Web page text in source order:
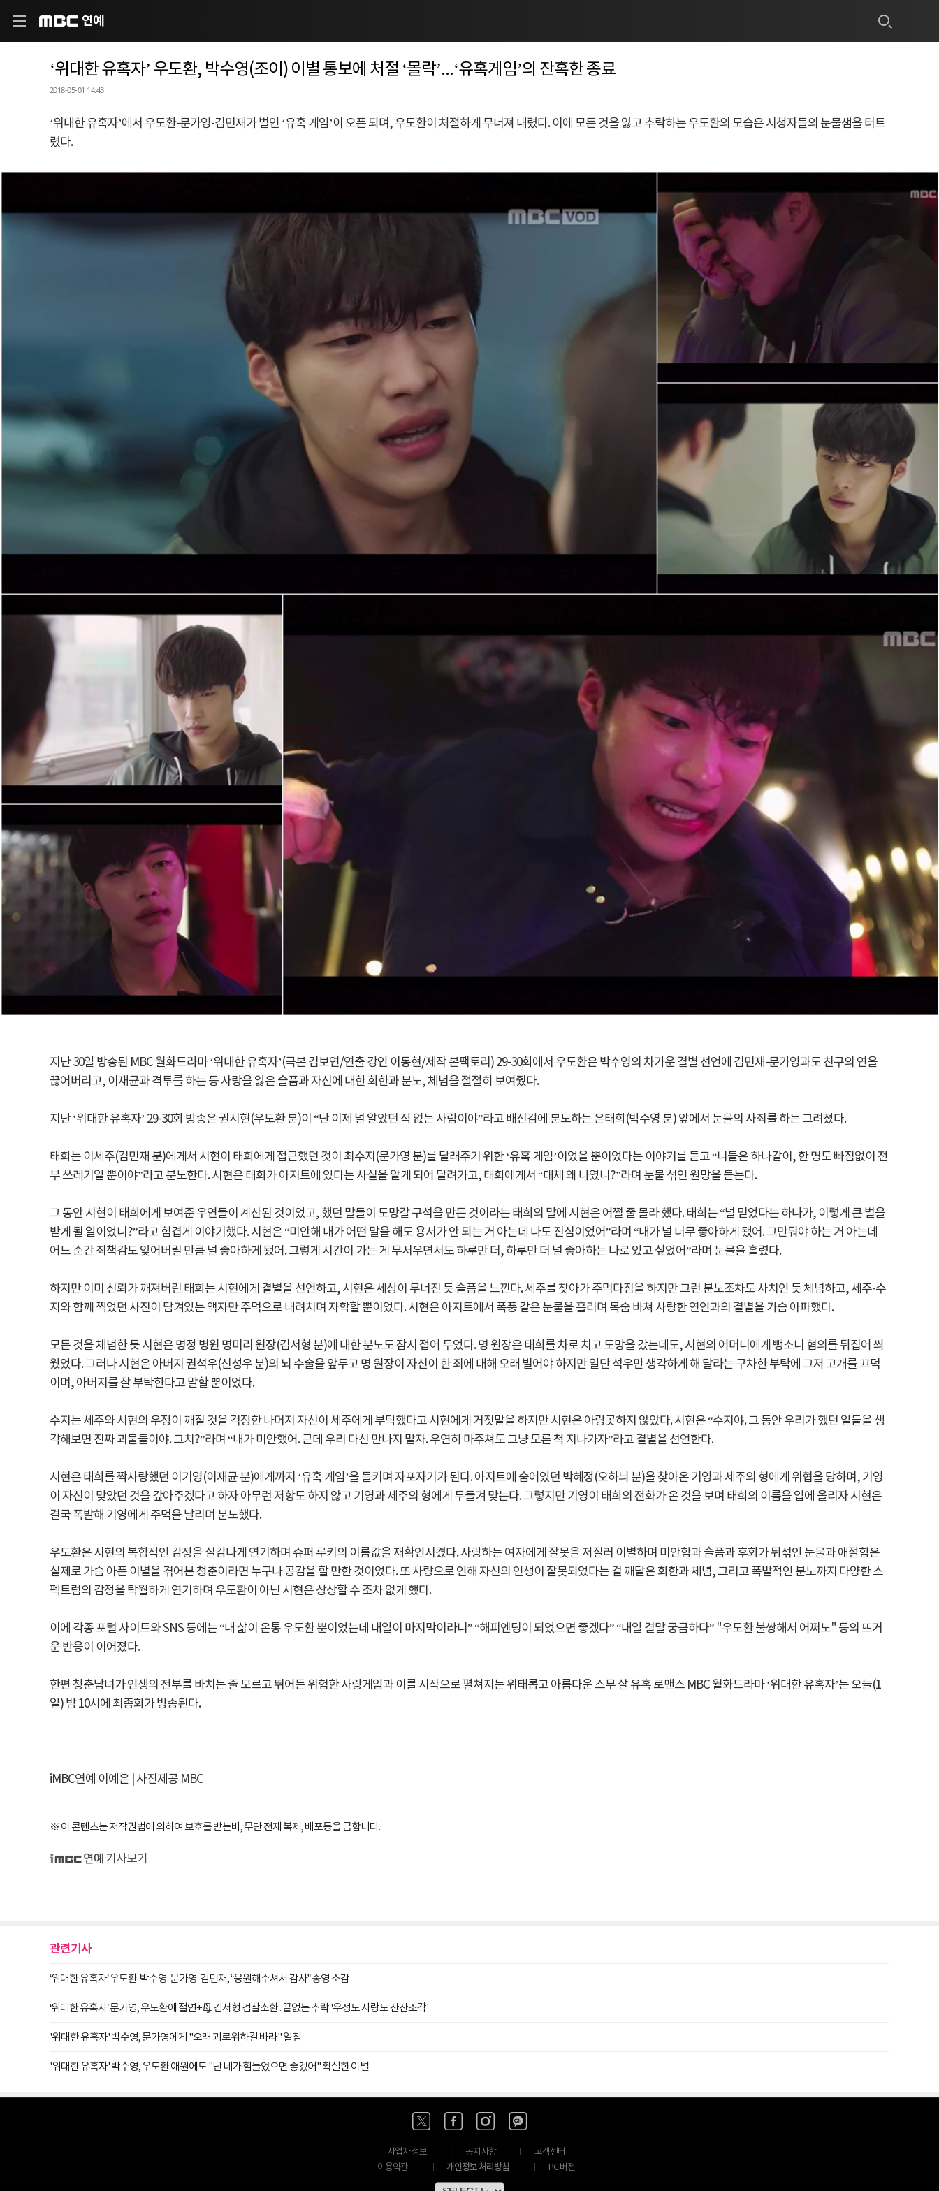
연예
‘위대한 유혹자’ 우도환, 박수영(조이) 이별 통보에 처절 ‘몰락’...‘유혹게임’의 잔혹한 종료
2018-05-01 14:43
‘위대한 유혹자’에서 우도환-문가영-김민재가 벌인 ‘유혹 게임’이 오픈 되며, 우도환이 처절하게 무너져 내렸다. 이에 모든 것을 잃고 추락하는 우도환의 모습은 시청자들의 눈물샘을 터트
렸다.
지난 30일 방송된 MBC 월화드라마 ‘위대한 유혹자’(극본 김보연/연출 강인 이동현/제작 본팩토리) 29-30회에서 우도환은 박수영의 차가운 결별 선언에 김민재-문가영과도 친구의 연을
끊어버리고, 이재균과 격투를 하는 등 사랑을 잃은 슬픔과 자신에 대한 회한과 분노, 체념을 절절히 보여줬다.
지난 ‘위대한 유혹자’ 29-30회 방송은 권시현(우도환 분)이 “난 이제 널 알았던 적 없는 사람이야”라고 배신감에 분노하는 은태희(박수영 분) 앞에서 눈물의 사죄를 하는 그려졌다.
태희는 이세주(김민재 분)에게서 시현이 태희에게 접근했던 것이 최수지(문가영 분)를 달래주기 위한 ‘유혹 게임’이었을 뿐이었다는 이야기를 듣고 “니들은 하나같이, 한 명도 빠짐없이 전
부 쓰레기일 뿐이야”라고 분노한다. 시현은 태희가 아지트에 있다는 사실을 알게 되어 달려가고, 태희에게서 “대체 왜 나였니?”라며 눈물 섞인 원망을 듣는다.
그 동안 시현이 태희에게 보여준 우연들이 계산된 것이었고, 했던 말들이 도망갈 구석을 만든 것이라는 태희의 말에 시현은 어쩔 줄 몰라 했다. 태희는 “널 믿었다는 하나가, 이렇게 큰 벌을
받게 될 일이었니?”라고 힘겹게 이야기했다. 시현은 “미안해 내가 어떤 말을 해도 용서가 안 되는 거 아는데 나도 진심이었어”라며 “내가 널 너무 좋아하게 됐어. 그만둬야 하는 거 아는데
어느 순간 죄책감도 잊어버릴 만큼 널 좋아하게 됐어. 그렇게 시간이 가는 게 무서우면서도 하루만 더, 하루만 더 널 좋아하는 나로 있고 싶었어”라며 눈물을 흘렸다.
하지만 이미 신뢰가 깨져버린 태희는 시현에게 결별을 선언하고, 시현은 세상이 무너진 듯 슬픔을 느낀다. 세주를 찾아가 주먹다짐을 하지만 그런 분노조차도 사치인 듯 체념하고, 세주-수
지와 함께 찍었던 사진이 담겨있는 액자만 주먹으로 내려치며 자학할 뿐이었다. 시현은 아지트에서 폭풍 같은 눈물을 흘리며 목숨 바쳐 사랑한 연인과의 결별을 가슴 아파했다.
모든 것을 체념한 듯 시현은 명정 병원 명미리 원장(김서형 분)에 대한 분노도 잠시 접어 두었다. 명 원장은 태희를 차로 치고 도망을 갔는데도, 시현의 어머니에게 뺑소니 혐의를 뒤집어 씌
웠었다. 그러나 시현은 아버지 권석우(신성우 분)의 뇌 수술을 앞두고 명 원장이 자신이 한 죄에 대해 오래 빌어야 하지만 일단 석우만 생각하게 해 달라는 구차한 부탁에 그저 고개를 끄덕
이며, 아버지를 잘 부탁한다고 말할 뿐이었다.
수지는 세주와 시현의 우정이 깨질 것을 걱정한 나머지 자신이 세주에게 부탁했다고 시현에게 거짓말을 하지만 시현은 아랑곳하지 않았다. 시현은 “수지야. 그 동안 우리가 했던 일들을 생
각해보면 진짜 괴물들이야. 그치?”라며 “내가 미안했어. 근데 우리 다신 만나지 말자. 우연히 마주쳐도 그냥 모른 척 지나가자”라고 결별을 선언한다.
시현은 태희를 짝사랑했던 이기영(이재균 분)에게까지 ‘유혹 게임’을 들키며 자포자기가 된다. 아지트에 숨어있던 박혜정(오하늬 분)을 찾아온 기영과 세주의 형에게 위협을 당하며, 기영
이 자신이 맞았던 것을 갚아주겠다고 하자 아무런 저항도 하지 않고 기영과 세주의 형에게 두들겨 맞는다. 그렇지만 기영이 태희의 전화가 온 것을 보며 태희의 이름을 입에 올리자 시현은
결국 폭발해 기영에게 주먹을 날리며 분노했다.
우도환은 시현의 복합적인 감정을 실감나게 연기하며 슈퍼 루키의 이름값을 재확인시켰다. 사랑하는 여자에게 잘못을 저질러 이별하며 미안함과 슬픔과 후회가 뒤섞인 눈물과 애절함은
실제로 가슴 아픈 이별을 겪어본 청춘이라면 누구나 공감을 할 만한 것이었다. 또 사랑으로 인해 자신의 인생이 잘못되었다는 걸 깨달은 회한과 체념, 그리고 폭발적인 분노까지 다양한 스
펙트럼의 감정을 탁월하게 연기하며 우도환이 아닌 시현은 상상할 수 조차 없게 했다.
이에 각종 포털 사이트와 SNS 등에는 “내 삶이 온통 우도환 뿐이었는데 내일이 마지막이라니” “해피엔딩이 되었으면 좋겠다” “내일 결말 궁금하다” "우도환 불쌍해서 어쩌노" 등의 뜨거
운 반응이 이어졌다.
한편 청춘남녀가 인생의 전부를 바치는 줄 모르고 뛰어든 위험한 사랑게임과 이를 시작으로 펼쳐지는 위태롭고 아름다운 스무 살 유혹 로맨스 MBC 월화드라마 ‘위대한 유혹자’는 오늘(1
일) 밤 10시에 최종회가 방송된다.
iMBC연예 이예은 | 사진제공 MBC
※ 이 콘텐츠는 저작권법에 의하여 보호를 받는바, 무단 전재 복제, 배포등을 금합니다.
기사보기
관련기사
‘위대한 유혹자’ 우도환-박수영-문가영-김민재, “응원해주셔서 감사” 종영 소감
‘위대한 유혹자’ 문가영, 우도환에 절연+母 김서형 검찰소환...끝없는 추락 '우정도 사랑도 산산조각'
'위대한 유혹자' 박수영, 문가영에게 "오래 괴로워하길 바라" 일침
'위대한 유혹자' 박수영, 우도환 애원에도 "난 네가 힘들었으면 좋겠어" 확실한 이별
사업자 정보 공지사항
고객센터
이용약관
개인정보 처리방침 PC 버전